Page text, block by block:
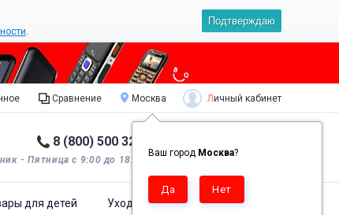
.
Подтверждаю
Сравнение Москва
Ваш город Москва?
Личный кабинет
8 (800) 500 32 90
- Пятница с 9:00 до 18:00*.
0 Корзина пуста
для детей Уход за одеждой